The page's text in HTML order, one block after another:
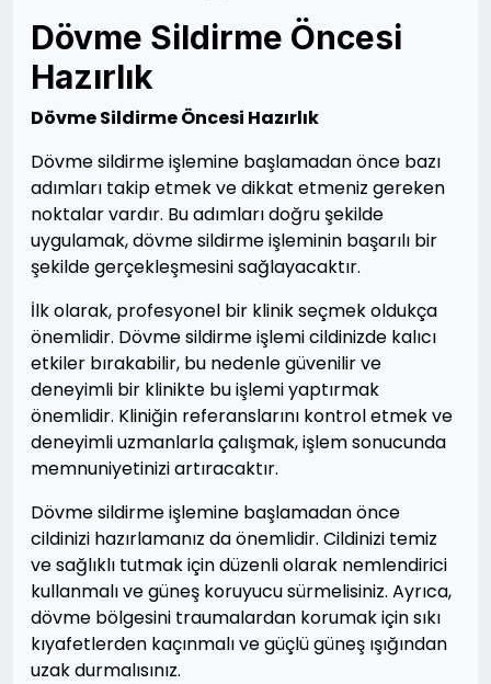
Dövme Sildirme Öncesi
Hazırlık
Dövme Sildirme Öncesi Hazırlık
Dövme sildirme işlemine başlamadan önce bazı
adımları takip etmek ve dikkat etmeniz gereken
noktalar vardır. Bu adımları doğru şekilde
uygulamak, dövme sildirme işleminin başarılı bir
şekilde gerçekleşmesini sağlayacaktır.
İlk olarak, profesyonel bir klinik seçmek oldukça
önemlidir. Dövme sildirme işlemi cildinizde kalıcı
etkiler bırakabilir, bu nedenle güvenilir ve
deneyimli bir klinikte bu işlemi yaptırmak
önemlidir. Kliniğin referanslarını kontrol etmek ve
deneyimli uzmanlarla çalışmak, işlem sonucunda
memnuniyetinizi artıracaktır.
Dövme sildirme işlemine başlamadan önce
cildinizi hazırlamanız da önemlidir. Cildinizi temiz
ve sağlıklı tutmak için düzenli olarak nemlendirici
kullanmalı ve güneş koruyucu sürmelisiniz. Ayrıca,
dövme bölgesini traumalardan korumak için sıkı
kıyafetlerden kaçınmalı ve güçlü güneş ışığından
uzak durmalısınız.